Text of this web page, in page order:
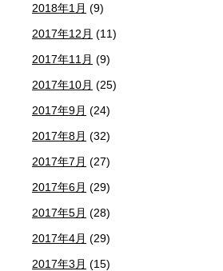
2018年1月 (9)
2017年12月 (11)
2017年11月 (9)
2017年10月 (25)
2017年9月 (24)
2017年8月 (32)
2017年7月 (27)
2017年6月 (29)
2017年5月 (28)
2017年4月 (29)
2017年3月 (15)